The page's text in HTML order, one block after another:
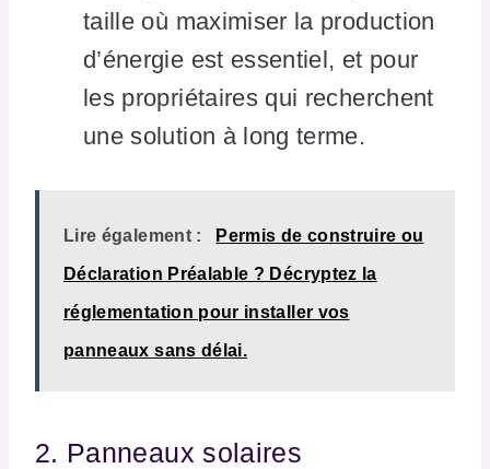
taille où maximiser la production
d’énergie est essentiel, et pour
les propriétaires qui recherchent
une solution à long terme.
Lire également : Permis de construire ou
Déclaration Préalable ? Décryptez la
réglementation pour installer vos
panneaux sans délai.
2. Panneaux solaires